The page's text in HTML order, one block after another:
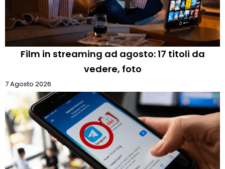
Film in streaming ad agosto: 17 titoli da
vedere, foto
7 Agosto 2026